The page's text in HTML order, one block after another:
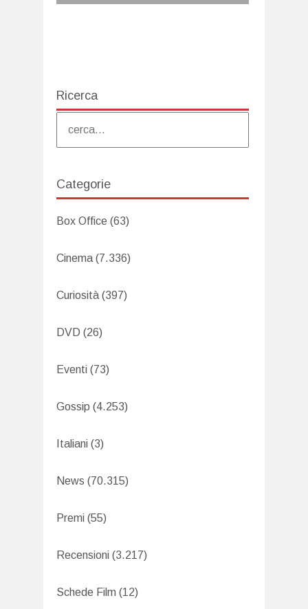
Ricerca
Categorie
Box Office (63)
Cinema (7.336)
Curiosità (397)
DVD (26)
Eventi (73)
Gossip (4.253)
Italiani (3)
News (70.315)
Premi (55)
Recensioni (3.217)
Schede Film (12)